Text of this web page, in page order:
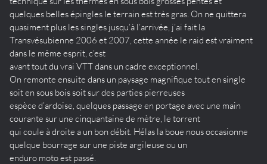
quelques belles épingles le terrain est très gras. On ne quittera
quasiment plus les singles jusqu’à l’arrivée, j’ai fait la
Transvésubienne 2006 et 2007, cette année le raid est vraiment
dans le même esprit, c’est
avant tout du vrai VTT dans un cadre exceptionnel.
On remonte ensuite dans un paysage magnifique tout en single
soit en sous bois soit sur des parties pierreuses
espèce d’ardoise, quelques passage en portage avec une main
courante sur une cinquantaine de mètre, le torrent
qui coule à droite a un bon débit. Hélas la boue nous occasionne
quelque bourrage sur une piste argileuse ou un
enduro moto est passé.